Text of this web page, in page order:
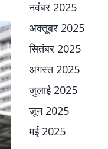
नवंबर 2025
अक्तूबर 2025
सितंबर 2025
अगस्त 2025
जुलाई 2025
जून 2025
मई 2025